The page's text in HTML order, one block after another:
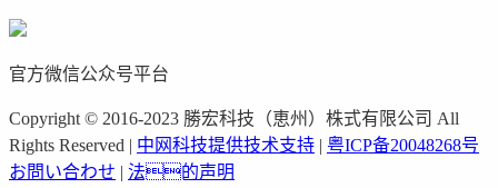
官方微信公众号平台
Copyright © 2016-2023 勝宏科技（恵州）株式有限公司 All
Rights Reserved | 中网科技提供技术支持 | 粤ICP备20048268号
お問い合わせ | 法的声明